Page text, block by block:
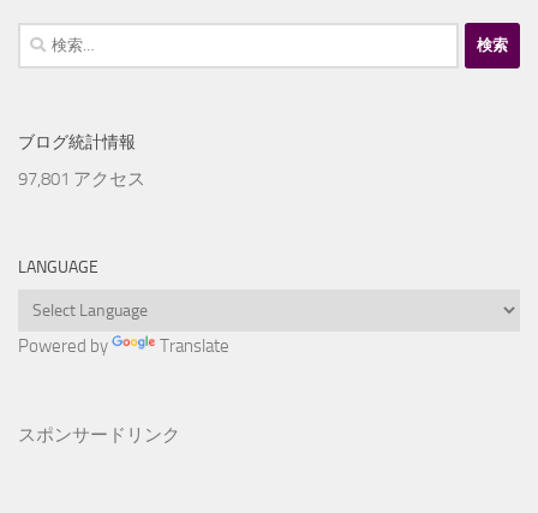
検
索:
ブログ統計情報
97,801 アクセス
LANGUAGE
Powered by Translate
スポンサードリンク